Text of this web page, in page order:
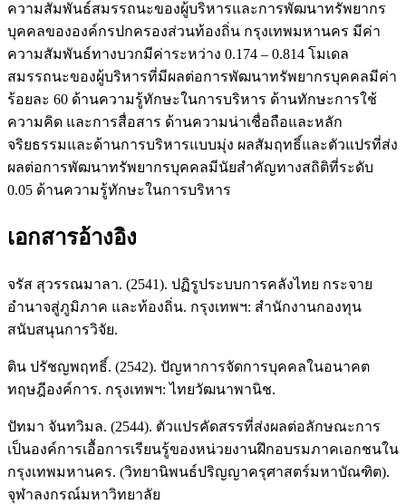
ความสัมพันธ์สมรรถนะของผู้บริหารและการพัฒนาทรัพยากร
บุคคลขององค์กรปกครองส่วนท้องถิ่น กรุงเทพมหานคร มีค่า
ความสัมพันธ์ทางบวกมีค่าระหว่าง 0.174 – 0.814 โมเดล
สมรรถนะของผู้บริหารที่มีผลต่อการพัฒนาทรัพยากรบุคคลมีค่า
ร้อยละ 60 ด้านความรู้ทักษะในการบริหาร ด้านทักษะการใช้
ความคิด และการสื่อสาร ด้านความน่าเชื่อถือและหลัก
จริยธรรมและด้านการบริหารแบบมุ่ง ผลสัมฤทธิ์และตัวแปรที่ส่ง
ผลต่อการพัฒนาทรัพยากรบุคคลมีนัยสำคัญทางสถิติที่ระดับ
0.05 ด้านความรู้ทักษะในการบริหาร
เอกสารอ้างอิง
จรัส สุวรรณมาลา. (2541). ปฏิรูประบบการคลังไทย กระจาย
อำนาจสู่ภูมิภาค และท้องถิ่น. กรุงเทพฯ: สำนักงานกองทุน
สนับสนุนการวิจัย.
ติน ปรัชญพฤทธิ์. (2542). ปัญหาการจัดการบุคคลในอนาคต
ทฤษฎีองค์การ. กรุงเทพฯ: ไทยวัฒนาพานิช.
ปัทมา จันทวิมล. (2544). ตัวแปรคัดสรรที่ส่งผลต่อลักษณะการ
เป็นองค์การเอื้อการเรียนรู้ของหน่วยงานฝึกอบรมภาคเอกชนใน
กรุงเทพมหานคร. (วิทยานิพนธ์ปริญญาครุศาสตร์มหาบัณฑิต).
จุฬาลงกรณ์มหาวิทยาลัย